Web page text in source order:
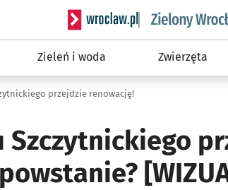
Serwis informacyjny wroclaw.pl
Zieleń i woda Zwierzęta
przejdzie renowację!
Szczytnickiego